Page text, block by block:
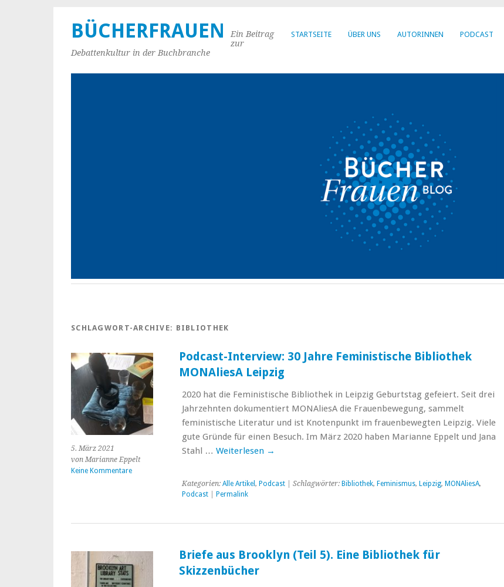
STARTSEITE ÜBER UNS AUTORINNEN PODCAST
BÜCHERFRAUEN
Ein Beitrag
zur
Debattenkultur in der Buchbranche
SCHLAGWORT-ARCHIVE: BIBLIOTHEK
5. März 2021
von Marianne Eppelt
Keine Kommentare
Podcast-Interview: 30 Jahre Feministische Bibliothek
MONAliesA Leipzig
2020 hat die Feministische Bibliothek in Leipzig Geburtstag gefeiert. Seit drei
Jahrzehnten dokumentiert MONAliesA die Frauenbewegung, sammelt
feministische Literatur und ist Knotenpunkt im frauenbewegten Leipzig. Viele
gute Gründe für einen Besuch. Im März 2020 haben Marianne Eppelt und Jana
Stahl … Weiterlesen →
Kategorien: Alle Artikel , Podcast| Schlagwörter: Bibliothek, Feminismus, Leipzig, MONAliesA,
Podcast| Permalink
Briefe aus Brooklyn (Teil 5). Eine Bibliothek für
Skizzenbücher